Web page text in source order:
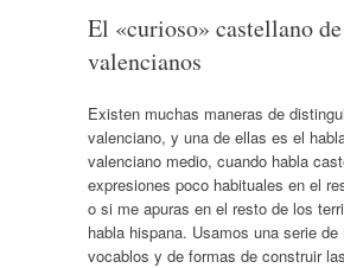
El «curioso» castellano
valencianos
Existen muchas maneras de
valenciano, y una de ellas es el
valenciano medio, cuando habla
expresiones poco habituales en el
o si me apuras en el resto de los
habla hispana. Usamos una serie
vocablos y de formas de construir